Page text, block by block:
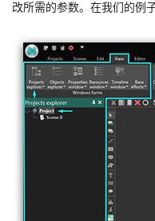
改所需的参数。在我们的例